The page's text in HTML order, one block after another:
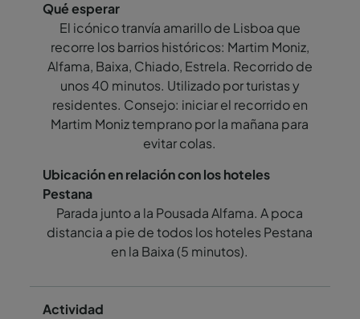
El icónico tranvía amarillo de Lisboa que
recorre los barrios históricos: Martim Moniz,
Alfama, Baixa, Chiado, Estrela. Recorrido de
unos 40 minutos. Utilizado por turistas y
residentes. Consejo: iniciar el recorrido en
Martim Moniz temprano por la mañana para
evitar colas.
Parada junto a la Pousada Alfama. A poca
distancia a pie de todos los hoteles Pestana
en la Baixa (5 minutos).